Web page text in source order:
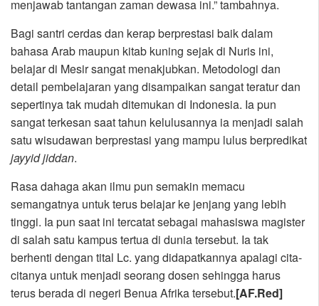
menjawab tantangan zaman dewasa ini.” tambahnya.
Bagi santri cerdas dan kerap berprestasi baik dalam
bahasa Arab maupun kitab kuning sejak di Nuris ini,
belajar di Mesir sangat menakjubkan. Metodologi dan
detail pembelajaran yang disampaikan sangat teratur dan
sepertinya tak mudah ditemukan di Indonesia. Ia pun
sangat terkesan saat tahun kelulusannya ia menjadi salah
satu wisudawan berprestasi yang mampu lulus berpredikat
jayyidjiddan.
Rasa dahaga akan ilmu pun semakin memacu
semangatnya untuk terus belajar ke jenjang yang lebih
tinggi. Ia pun saat ini tercatat sebagai mahasiswa magister
di salah satu kampus tertua di dunia tersebut. Ia tak
berhenti dengan tital Lc. yang didapatkannya apalagi cita-
citanya untuk menjadi seorang dosen sehingga harus
terus berada di negeri Benua Afrika tersebut.[AF.Red]